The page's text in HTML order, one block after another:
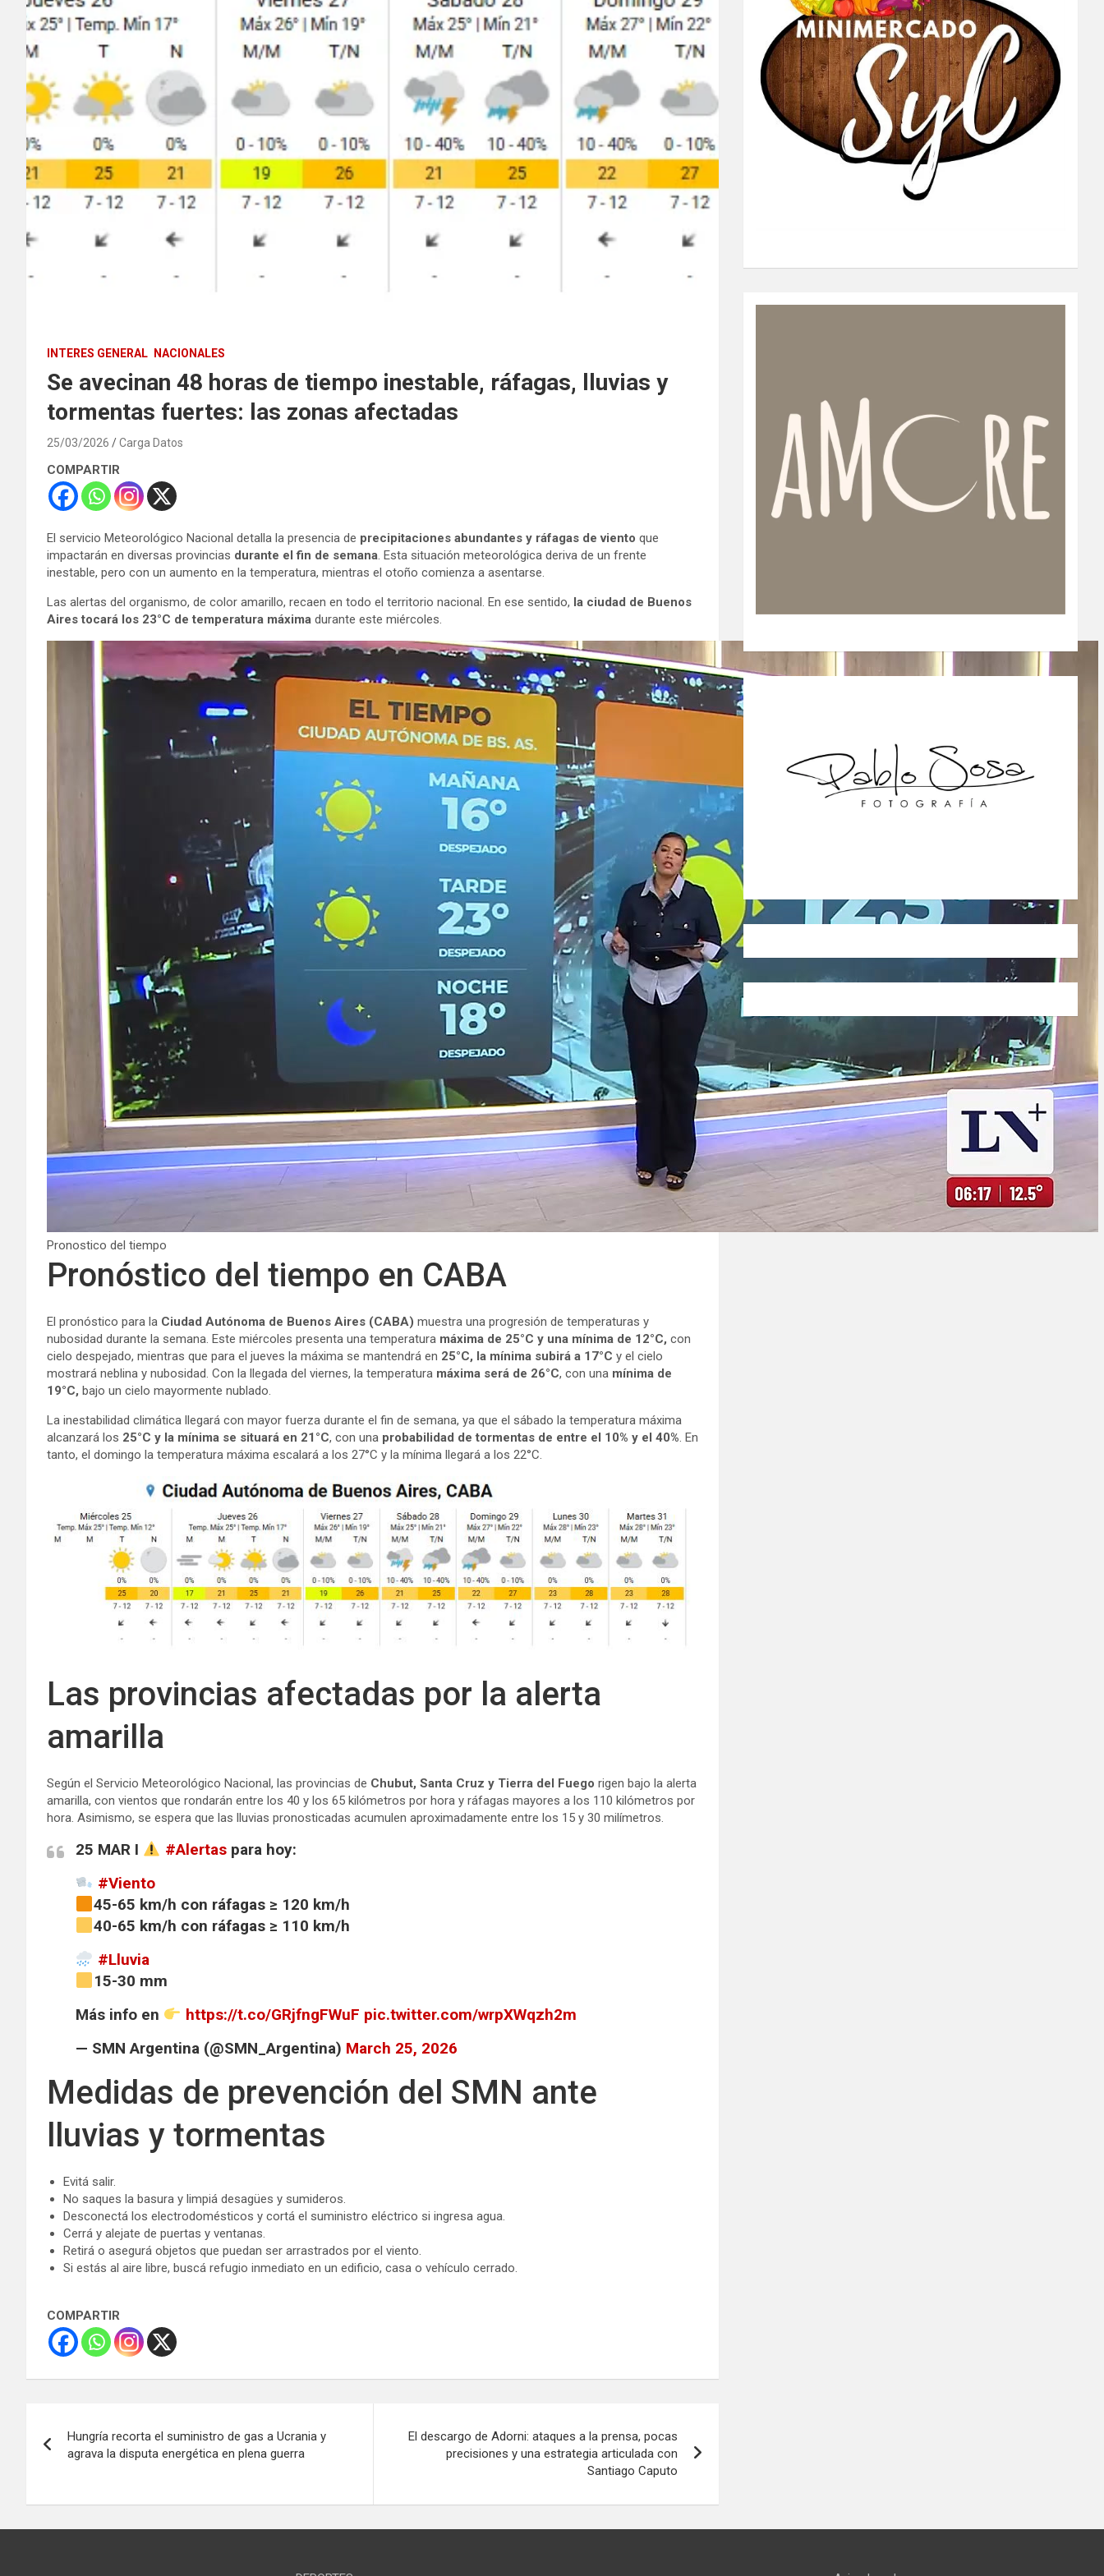
INTERES GENERAL NACIONALES
Se avecinan 48 horas de tiempo inestable, ráfagas, lluvias y
tormentas fuertes: las zonas afectadas
25/03/2026 Carga Datos
COMPARTIR
El servicio Meteorológico Nacional detalla la presencia de precipitaciones abundantes y ráfagas de viento que
impactarán en diversas provincias durante el fin de semana. Esta situación meteorológica deriva de un frente
inestable, pero con un aumento en la temperatura, mientras el otoño comienza a asentarse.
Las alertas del organismo, de color amarillo, recaen en todo el territorio nacional. En ese sentido, la ciudad de Buenos
Aires tocará los 23°C de temperatura máxima durante este miércoles.
Pronostico del tiempo
Pronóstico del tiempo en CABA
El pronóstico para la Ciudad Autónoma de Buenos Aires (CABA) muestra una progresión de temperaturas y
nubosidad durante la semana. Este miércoles presenta una temperatura máxima de 25°C y una mínima de 12°C, con
cielo despejado, mientras que para el jueves la máxima se mantendrá en 25°C, la mínima subirá a 17°C y el cielo
mostrará neblina y nubosidad. Con la llegada del viernes, la temperatura máxima será de 26°C, con una mínima de
19°C, bajo un cielo mayormente nublado.
La inestabilidad climática llegará con mayor fuerza durante el fin de semana, ya que el sábado la temperatura máxima
alcanzará los 25°C y la mínima se situará en 21°C, con una probabilidad de tormentas de entre el 10% y el 40%. En
tanto, el domingo la temperatura máxima escalará a los 27°C y la mínima llegará a los 22°C.
Las provincias afectadas por la alerta
amarilla
Según el Servicio Meteorológico Nacional, las provincias de Chubut, Santa Cruz y Tierra del Fuego rigen bajo la alerta
amarilla, con vientos que rondarán entre los 40 y los 65 kilómetros por hora y ráfagas mayores a los 110 kilómetros por
hora. Asimismo, se espera que las lluvias pronosticadas acumulen aproximadamente entre los 15 y 30 milímetros.
25 MAR I #Alertaspara hoy:
#Viento
45-65 km/h con ráfagas ≥ 120 km/h
40-65 km/h con ráfagas ≥ 110 km/h
#Lluvia
15-30 mm
Más info en
https://t.co/GRjfngFWuF pic.twitter.com/wrpXWqzh2m
— SMN Argentina (@SMN_Argentina) March 25, 2026
Medidas de prevención del SMN ante
lluvias y tormentas
Evitá salir.
No saques la basura y limpiá desagües y sumideros.
Desconectá los electrodomésticos y cortá el suministro eléctrico si ingresa agua.
Cerrá y alejate de puertas y ventanas.
Retirá o asegurá objetos que puedan ser arrastrados por el viento.
Si estás al aire libre, buscá refugio inmediato en un edificio, casa o vehículo cerrado.
COMPARTIR
de
Hungría recorta el suministro de gas a Ucrania y
agrava la disputa energética en plena guerra
El descargo de Adorni: ataques a la prensa, pocas
precisiones y una estrategia articulada con
Santiago Caputo